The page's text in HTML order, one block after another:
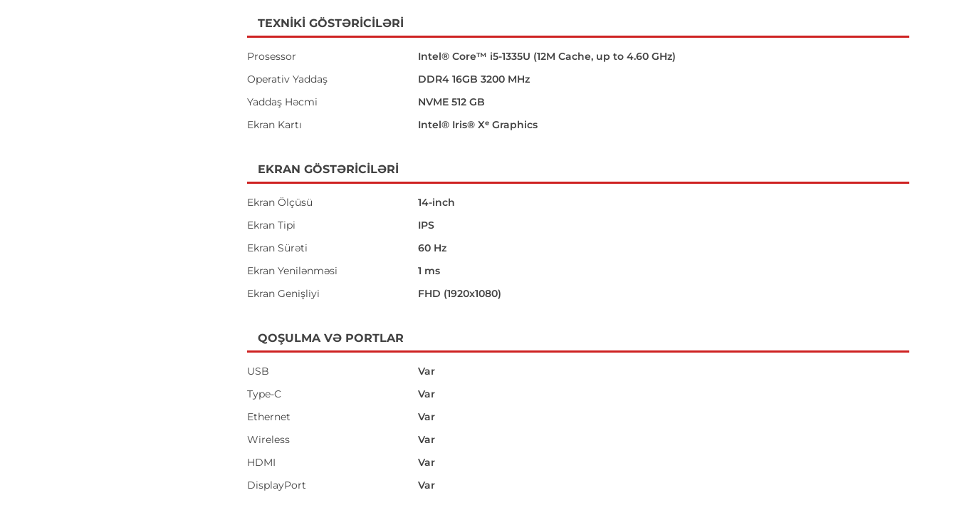
TEXNIKI GÖSTƏRICILƏRI
Prosessor
Intel® Core™ i5-1335U (12M Cache, up to 4.60 GHz)
Operativ Yaddaş
DDR4 16GB 3200 MHz
Yaddaş Həcmi
NVME 512 GB
Ekran Kartı
Intel® Iris® Xᵉ Graphics
EKRAN GÖSTƏRICILƏRI
Ekran Ölçüsü
14-inch
Ekran Tipi
IPS
Ekran Sürəti
60 Hz
Ekran Yenilənməsi
1 ms
Ekran Genişliyi
FHD (1920x1080)
QOŞULMA VƏ PORTLAR
USB
Var
Type-C
Var
Ethernet
Var
Wireless
Var
HDMI
Var
DisplayPort
Var